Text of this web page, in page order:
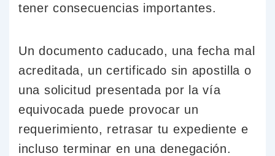
tener consecuencias importantes.
Un documento caducado, una fecha mal
acreditada, un certificado sin apostilla o
una solicitud presentada por la vía
equivocada puede provocar un
requerimiento, retrasar tu expediente e
incluso terminar en una denegación.